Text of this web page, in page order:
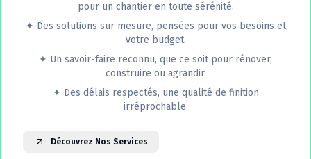
pour un chantier en toute sérénité.
✦ Des solutions sur mesure, pensées pour vos besoins et
votre budget.
✦ Un savoir-faire reconnu, que ce soit pour rénover,
construire ou agrandir.
✦ Des délais respectés, une qualité de finition
irréprochable.
Découvrez Nos Services